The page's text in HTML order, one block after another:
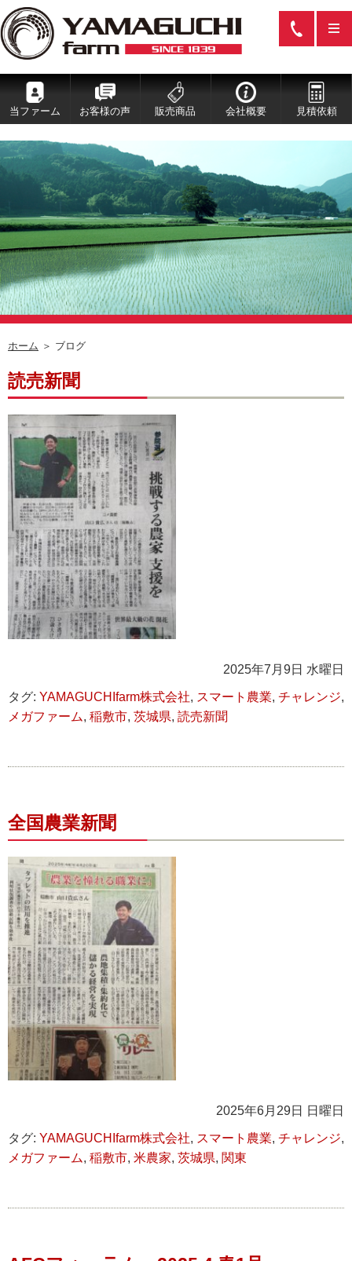
当ファーム お客様の声 販売商品 会社概要 見積依頼
ホーム ＞ ブログ
読売新聞
2025年7月9日 水曜日
タグ: YAMAGUCHIfarm株式会社, スマート農業, チャレンジ,
メガファーム, 稲敷市, 茨城県, 読売新聞
全国農業新聞
2025年6月29日 日曜日
タグ: YAMAGUCHIfarm株式会社, スマート農業, チャレンジ,
メガファーム, 稲敷市, 米農家, 茨城県, 関東